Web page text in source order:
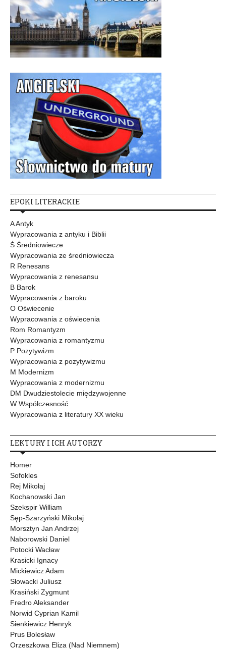
EPOKI LITERACKIE
A Antyk
Wypracowania z antyku i Biblii
Ś Średniowiecze
Wypracowania ze średniowiecza
R Renesans
Wypracowania z renesansu
B Barok
Wypracowania z baroku
O Oświecenie
Wypracowania z oświecenia
Rom Romantyzm
Wypracowania z romantyzmu
P Pozytywizm
Wypracowania z pozytywizmu
M Modernizm
Wypracowania z modernizmu
DM Dwudziestolecie międzywojenne
W Współczesność
Wypracowania z literatury XX wieku
LEKTURY I ICH AUTORZY
Homer
Sofokles
Rej Mikołaj
Kochanowski Jan
Szekspir William
Sęp-Szarzyński Mikołaj
Morsztyn Jan Andrzej
Naborowski Daniel
Potocki Wacław
Krasicki Ignacy
Mickiewicz Adam
Słowacki Juliusz
Krasiński Zygmunt
Fredro Aleksander
Norwid Cyprian Kamil
Sienkiewicz Henryk
Prus Bolesław
Orzeszkowa Eliza (Nad Niemnem)